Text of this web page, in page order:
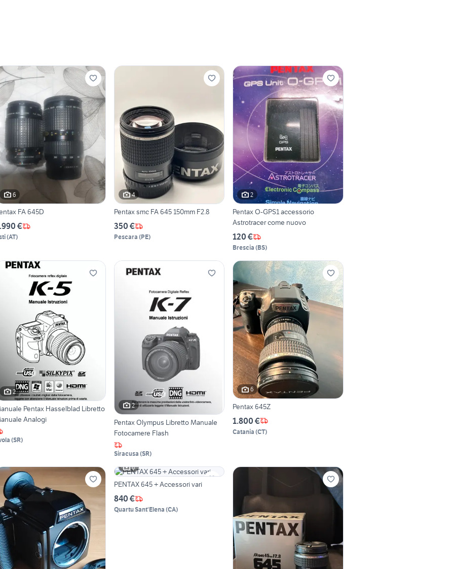
6
FA 645D
€
(AT)
4
Pentax smc FA 645 150mm F2.8
350 €
Pescara (PE)
2
Pentax O-GPS1 accessorio
Astrotracer come nuovo
120 €
Brescia (BS)
2
Pentax Hasselblad Libretto
Analogi
(SR)
2
Pentax Olympus Libretto Manuale
Fotocamere Flash
Siracusa (SR)
6
Pentax 645Z
1.800 €
Catania (CT)
6
PENTAX 645 + Accessori vari
840 €
Quartu Sant'Elena (CA)